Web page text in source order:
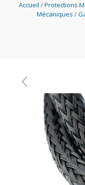
Accueil /Protections
Mécaniques /